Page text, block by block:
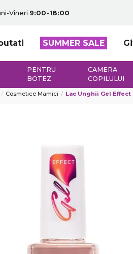
Vineri 9:00-18:00
SUMMER SALE
PENTRU
BOTEZ
CAMERA
COPILULUI
Cosmetice Mamici Lac Unghii Gel